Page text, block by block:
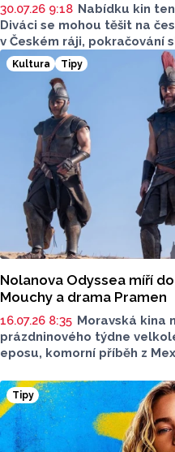
30.07.26 9:18 Nabídku kin
Diváci se mohou těšit na
v Českém ráji, pokračování
a novou kapitolu příběhu
Filmové novinky představil
kina Metropol v rozhovoru
Kultura Tipy
Nolanova Odyssea míří
Mouchy a drama Pramen
16.07.26 8:35 Moravská kina
prázdninového týdne
eposu, komorní příběh z
představil filmový expert
kina Metropol ve vysílání
Tipy